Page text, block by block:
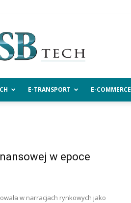
ISBtech.pl
E-TRANSPORT E-COMMERCE
w epoce
w narracjach rynkowych jako